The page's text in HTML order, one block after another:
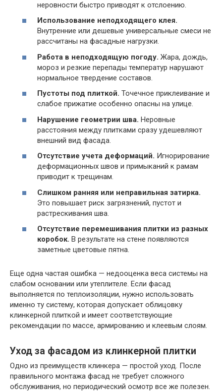
неровности быстро приводят к отслоению.
Использование неподходящего клея.
Внутренние или дешевые универсальные смеси не
рассчитаны на фасадные нагрузки.
Работа в неподходящую погоду. Жара, дождь,
мороз и резкие перепады температур нарушают
нормальное твердение составов.
Пустоты под плиткой. Точечное приклеивание и
слабое прижатие особенно опасны на улице.
Нарушение геометрии шва. Неровные
расстояния между плитками сразу удешевляют
внешний вид фасада.
Отсутствие учета деформаций. Игнорирование
деформационных швов и примыканий к рамам
приводит к трещинам.
Слишком ранняя или неправильная затирка.
Это повышает риск загрязнений, пустот и
растрескивания шва.
Отсутствие перемешивания плитки из разных
коробок. В результате на стене появляются
заметные цветовые пятна.
Еще одна частая ошибка — недооценка веса системы на
слабом основании или утеплителе. Если фасад
выполняется по теплоизоляции, нужно использовать
именно ту систему, которая допускает облицовку
клинкерной плиткой и имеет соответствующие
рекомендации по массе, армированию и клеевым слоям.
Уход за фасадом из клинкерной плитки
Одно из преимуществ клинкера — простой уход. После
правильного монтажа фасад не требует сложного
обслуживания, но периодический осмотр все же полезен.